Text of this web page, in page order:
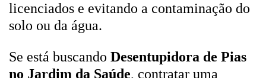
licenciados e evitando a contaminação do
solo ou da água.
Se está buscando Desentupidora de Pias
no Jardim da Saúde, contratar uma